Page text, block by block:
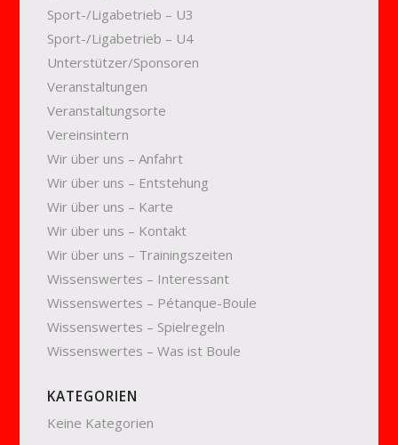
Sport-/Ligabetrieb – U3
Sport-/Ligabetrieb – U4
Unterstützer/Sponsoren
Veranstaltungen
Veranstaltungsorte
Vereinsintern
Wir über uns – Anfahrt
Wir über uns – Entstehung
Wir über uns – Karte
Wir über uns – Kontakt
Wir über uns – Trainingszeiten
Wissenswertes – Interessant
Wissenswertes – Pétanque-Boule
Wissenswertes – Spielregeln
Wissenswertes – Was ist Boule
KATEGORIEN
Keine Kategorien